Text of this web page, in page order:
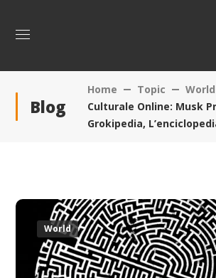
Blog
Home Topic World
Culturale Online: Musk
Grokipedia,
World